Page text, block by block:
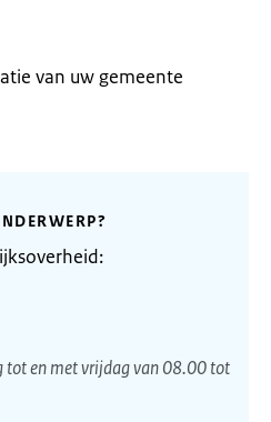
van uw gemeente
tot en met vrijdag van 08.00 tot